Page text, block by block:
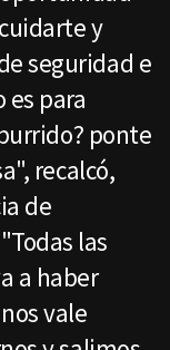
y
seguridad e
para
ponte
recalcó,
de
las
a haber
vale